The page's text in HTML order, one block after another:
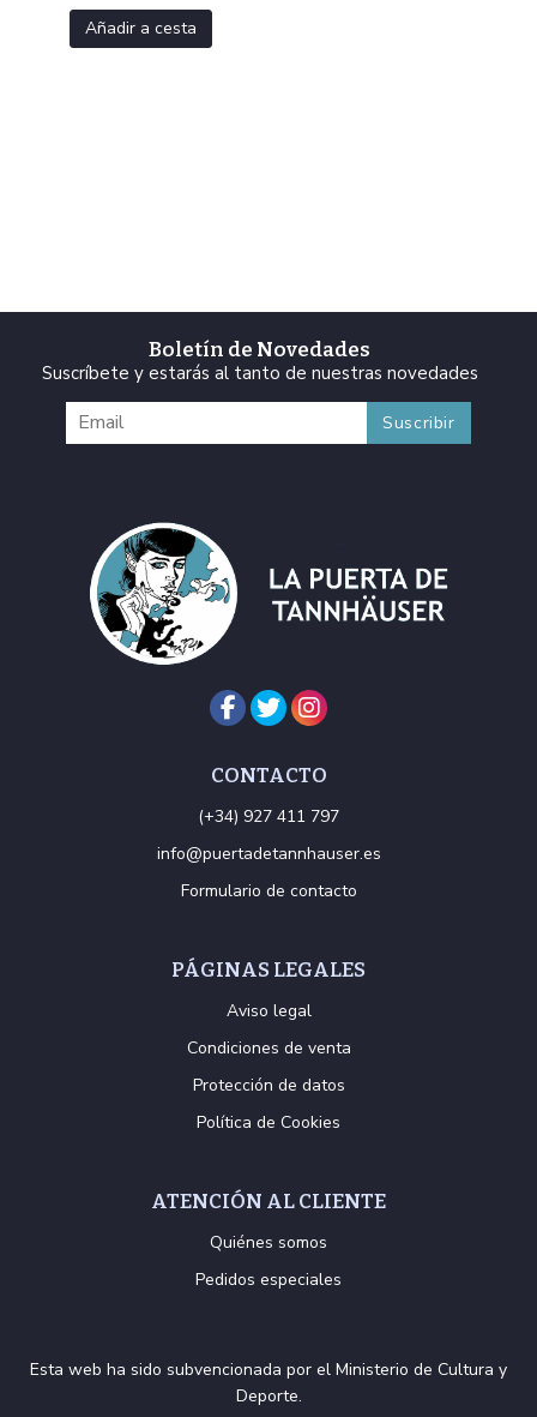
Añadir a cesta
Boletín de Novedades
Suscríbete y estarás al tanto de nuestras novedades
CONTACTO
(+34) 927 411 797
info@puertadetannhauser.es
Formulario de contacto
PÁGINAS LEGALES
Aviso legal
Condiciones de venta
Protección de datos
Política de Cookies
ATENCIÓN AL CLIENTE
Quiénes somos
Pedidos especiales
Esta web ha sido subvencionada por el Ministerio de Cultura y
Deporte.